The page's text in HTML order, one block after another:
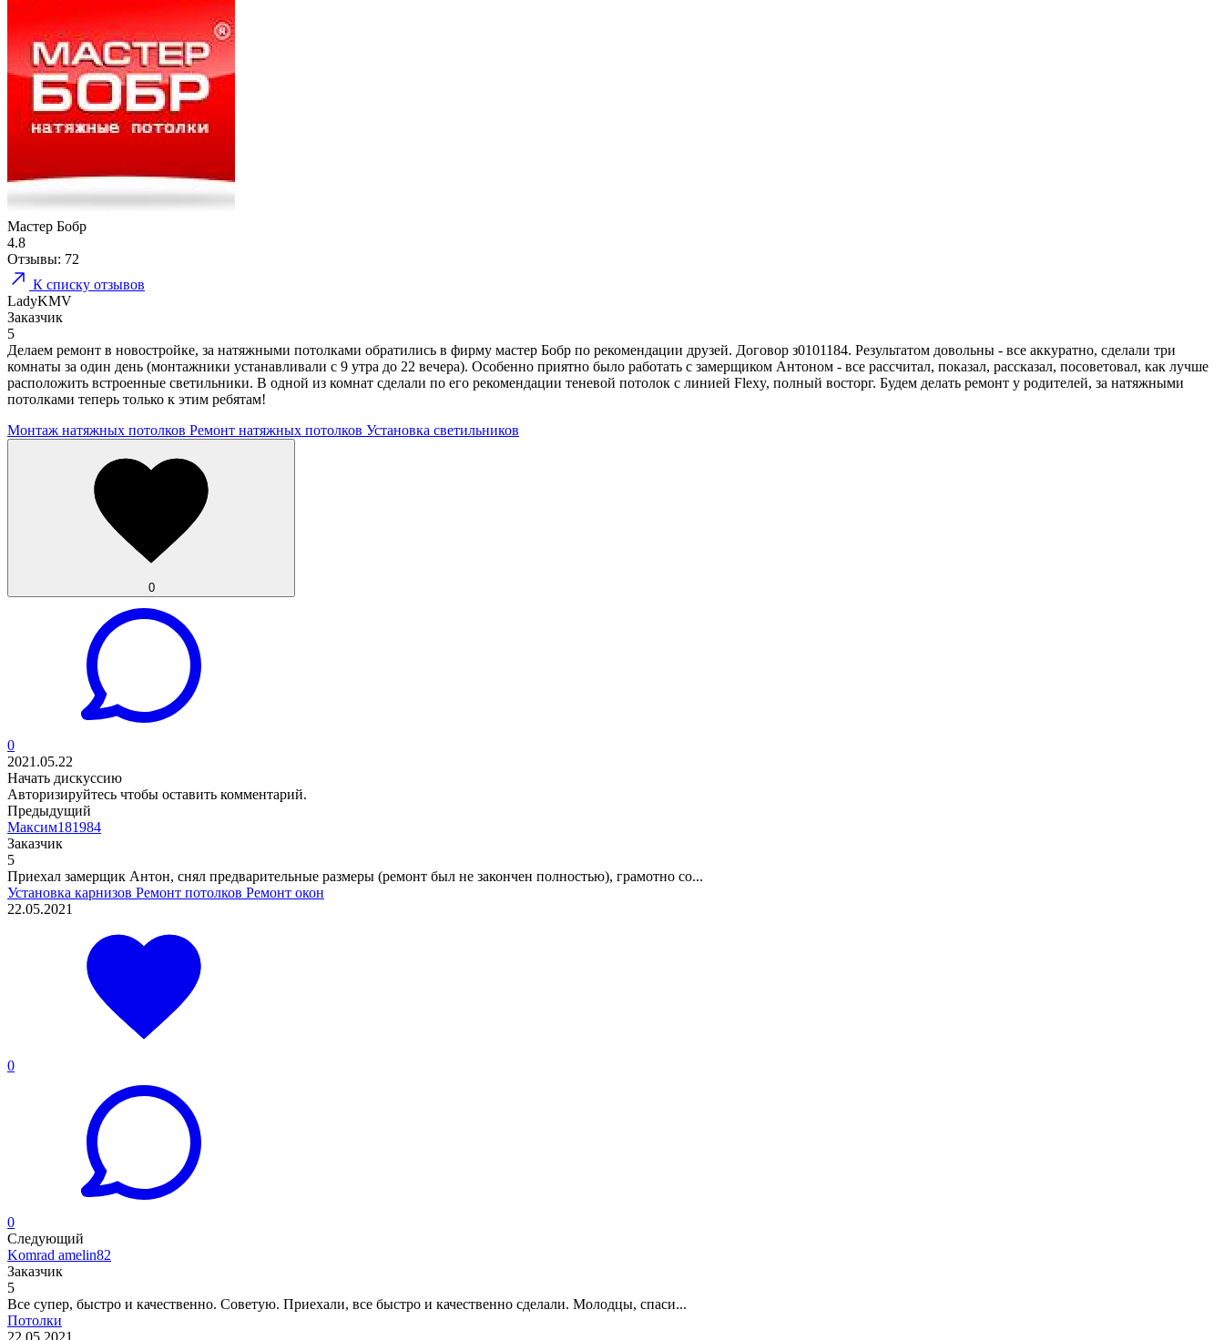
Мастер Бобр
4.8
Отзывы: 72
К списку отзывов
LadyKMV
Заказчик
5
Делаем ремонт в новостройке, за натяжными потолками обратились в фирму мастер Бобр по рекомендации друзей. Договор з0101184. Результатом довольны - все аккуратно, сделали три
комнаты за один день (монтажники устанавливали с 9 утра до 22 вечера). Особенно приятно было работать с замерщиком Антоном - все рассчитал, показал, рассказал, посоветовал, как лучше
расположить встроенные светильники. В одной из комнат сделали по его рекомендации теневой потолок с линией Flexy, полный восторг. Будем делать ремонт у родителей, за натяжными
потолками теперь только к этим ребятам!
Монтаж натяжных потолков Ремонт натяжных потолков Установка светильников
0
0
2021.05.22
Начать дискуссию
Авторизируйтесь чтобы оставить комментарий.
Предыдущий
Максим181984
Заказчик
5
Приехал замерщик Антон, снял предварительные размеры (ремонт был не закончен полностью), грамотно со...
Установка карнизов Ремонт потолков Ремонт окон
22.05.2021
0
0
Следующий
Komrad amelin82
Заказчик
5
Все супер, быстро и качественно. Советую. Приехали, все быстро и качественно сделали. Молодцы, спаси...
Потолки
22.05.2021